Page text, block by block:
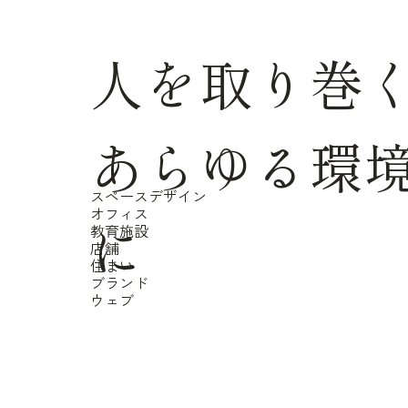
人を取り巻
あらゆる環
に
スペースデザイン
オフィス
教育施設
店舗
住まい
ブランド
ウェブ